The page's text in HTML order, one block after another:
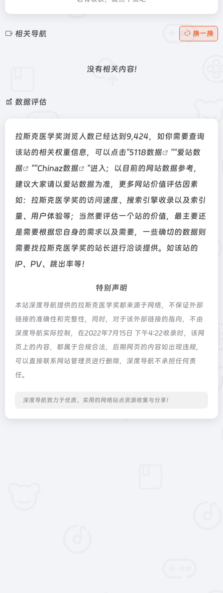
相关导航 换一换
没有相关内容!
数据评估
拉斯克医学奖浏览人数已经达到9,424，如你需要查询
该站的相关权重信息，可以点击"5118数据 ""爱站数
据
""Chinaz数据
"进入；以目前的网站数据参考，
建议大家请以爱站数据为准，更多网站价值评估因素
如：拉斯克医学奖的访问速度、搜索引擎收录以及索引
量、用户体验等；当然要评估一个站的价值，最主要还
是需要根据您自身的需求以及需要，一些确切的数据则
需要找拉斯克医学奖的站长进行洽谈提供。如该站的
IP、PV、跳出率等！
特别声明
本站深度导航提供的拉斯克医学奖都来源于网络，不保证外部
链接的准确性和完整性，同时，对于该外部链接的指向，不由
深度导航实际控制，在2022年7月15日 下午4:22收录时，该网
页上的内容，都属于合规合法，后期网页的内容如出现违规，
可以直接联系网站管理员进行删除，深度导航不承担任何责
任。
深度导航致力于优质、实用的网络站点资源收集与分享！